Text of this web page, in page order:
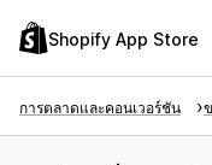
Shopify App Store
การตลาดและคอนเวอร์ชัน